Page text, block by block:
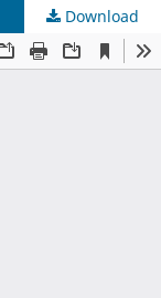
Download